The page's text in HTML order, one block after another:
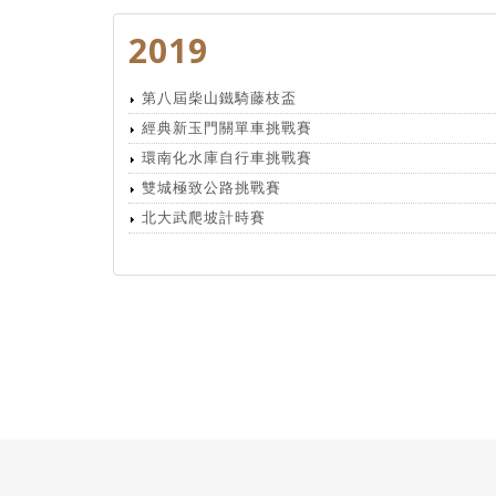
2019
第八屆柴山鐵騎藤枝盃
經典新玉門關單車挑戰賽
環南化水庫自行車挑戰賽
雙城極致公路挑戰賽
北大武爬坡計時賽